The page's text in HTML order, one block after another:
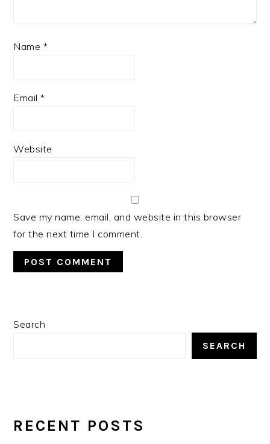
Name *
Email*
Website
Save my name, email, and website in this browser
for the next time I comment.
PRIMARY
Search
SEARCH
RECENT POSTS